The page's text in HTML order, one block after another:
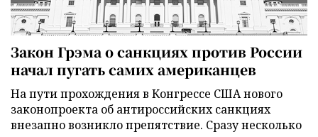
Закон Грэма о санкциях против России
начал пугать самих американцев
На пути прохождения в Конгрессе США нового
законопроекта об антироссийских санкциях
внезапно возникло препятствие. Сразу несколько